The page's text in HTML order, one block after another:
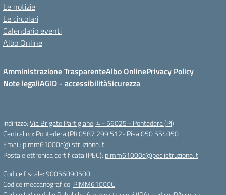
Le notizie
Le circolari
Calendario eventi
Albo Online
Amministrazione TrasparenteAlbo OnlinePrivacy Policy
Note legaliAGID - accessibilitàSicurezza
Indirizzo:Via Brigate Partigiane, 4 - 56025 - Pontedera (PI)
Centralino: Pontedera (PI) 0587 299 512- Pisa 050 554050
Email: pimm61000c@istruzione.it
Posta elettronica certificata (PEC): pimm61000c@pec.istruzione.it
Codice fiscale: 90056090500
Codice meccanografico: PIMM61000C